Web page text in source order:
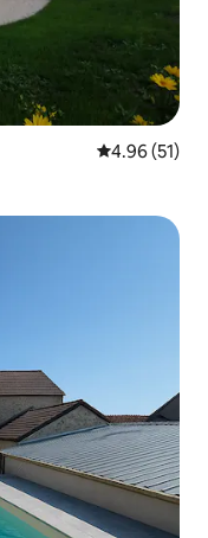
Calificación
4.96 (51)